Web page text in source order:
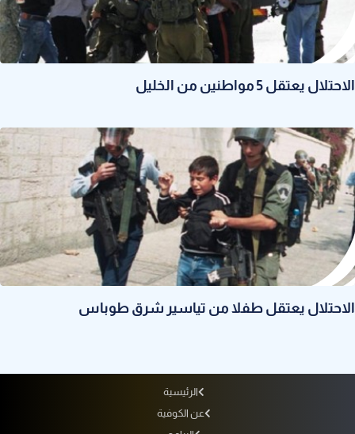
الاحتلال يعتقل 5 مواطنين من الخليل
الاحتلال يعتقل طفلا من تياسير شرق طوباس
الرئيسية
عن الكوفية